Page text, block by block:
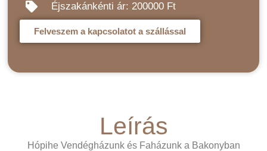
Éjszakánkénti ár: 200000 Ft
Felveszem a kapcsolatot a szállással
Leírás
Hópihe Vendégházunk és Faházunk a Bakonyban